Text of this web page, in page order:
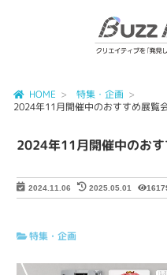
HOME
特集・企画
2024年11月開催中のおすすめ展覧
2024年11月開催中のおす
2024.11.06 2025.05.01
特集・企画